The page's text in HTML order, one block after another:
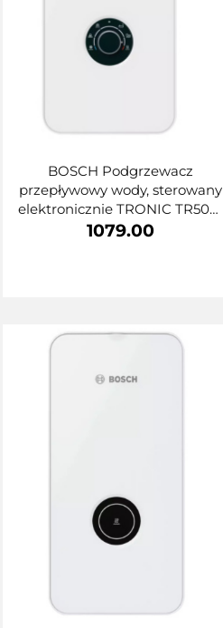
BOSCH Podgrzewacz
przepływowy wody, sterowany
elektronicznie TRONIC TR5001
11/13kW 7736506136
1079.00